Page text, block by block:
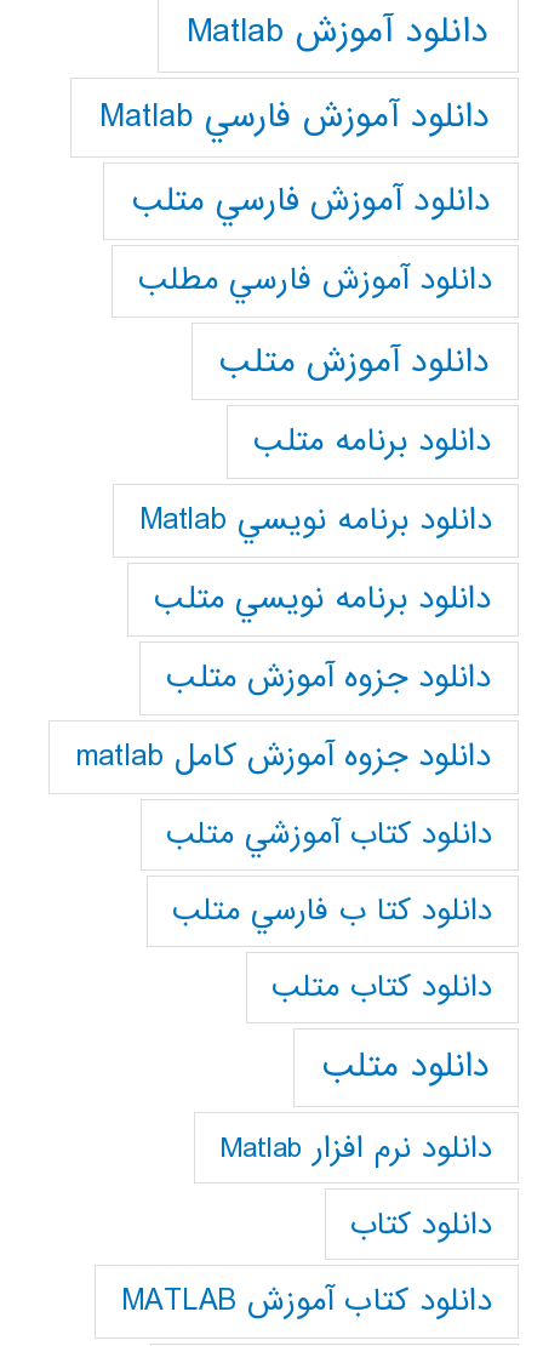
دانلود آموزش Matlab
دانلود آموزش فارسي Matlab
دانلود آموزش فارسي متلب
دانلود آموزش فارسي مطلب
دانلود آموزش متلب
دانلود برنامه متلب
دانلود برنامه نويسي Matlab
دانلود برنامه نويسي متلب
دانلود جزوه آموزش متلب
دانلود جزوه آموزش کامل matlab
دانلود كتاب آموزشي متلب
دانلود كتا ب فارسي متلب
دانلود كتاب متلب
دانلود متلب
دانلود نرم افزار Matlab
دانلود کتاب
دانلود کتاب آموزش MATLAB